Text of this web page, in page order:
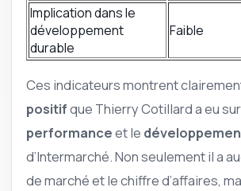
Implication dans le
développement
durable
Faible
Ces indicateurs montrent
positifque Thierry Cotillard a eu
performanceet le
d’Intermarché. Non seulement il a
de marché et le chiffre d’affaires,